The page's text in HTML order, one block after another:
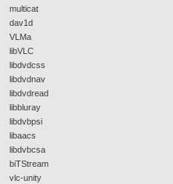
multicat
dav1d
VLMa
libVLC
libdvdcss
libdvdnav
libdvdread
libbluray
libdvbpsi
libaacs
libdvbcsa
biTStream
vlc-unity